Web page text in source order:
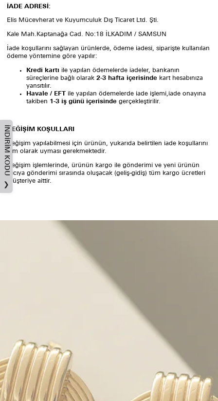
İADE ADRESİ:
Elis Mücevherat ve Kuyumculuk Dış Ticaret Ltd. Şti.
Kale Mah.Kaptanağa Cad. No:18 İLKADIM / SAMSUN
İade koşullarını sağlayan ürünlerde, ödeme iadesi, siparişte kullanılan
ödeme yöntemine göre yapılır:
Kredi kartı ile yapılan ödemelerde iadeler, bankanın
süreçlerine bağlı olarak2-3 hafta içerisinde kart hesabınıza
yansıtılır.
Havale / EFT ile yapılan ödemelerde iade işlemi,iade onayına
takiben 1-3 iş günü içerisinde gerçekleştirilir.
DEĞİŞİM KOŞULLARI
Değişim yapılabilmesi için ürünün, yukarıda belirtilen iade koşullarını
tam olarak uyması gerekmektedir.
Değişim işlemlerinde, ürünün kargo ile gönderimi ve yeni ürünün
alıcıya gönderimi sırasında oluşacak (geliş-gidiş) tüm kargo ücretleri
müşteriye aittir.
İNDIRIM KODU
❯